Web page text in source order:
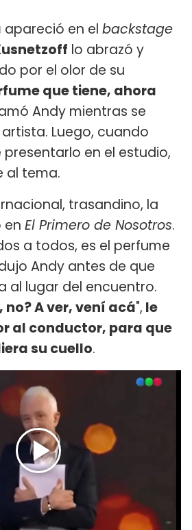
apareció en el backstage
lo abrazó y
por el olor de su
que tiene, ahora
Andy mientras se
Luego, cuando
en el estudio,
al tema.
trasandino, la
en El Primero de Nosotros.
a todos, es el perfume
Andy antes de que
al lugar del encuentro.
no? A ver, vení acá", le
al conductor, para que
su cuello.